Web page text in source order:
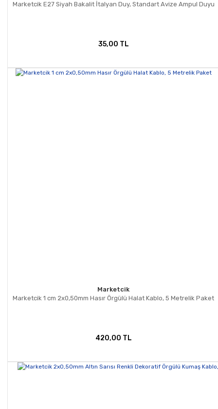
Marketcik E27 Siyah Bakalit İtalyan Duy, Standart Avize Ampul Duyu
35,00 TL
Marketcik
Marketcik 1 cm 2x0,50mm Hasır Örgülü Halat Kablo, 5 Metrelik Paket
420,00 TL